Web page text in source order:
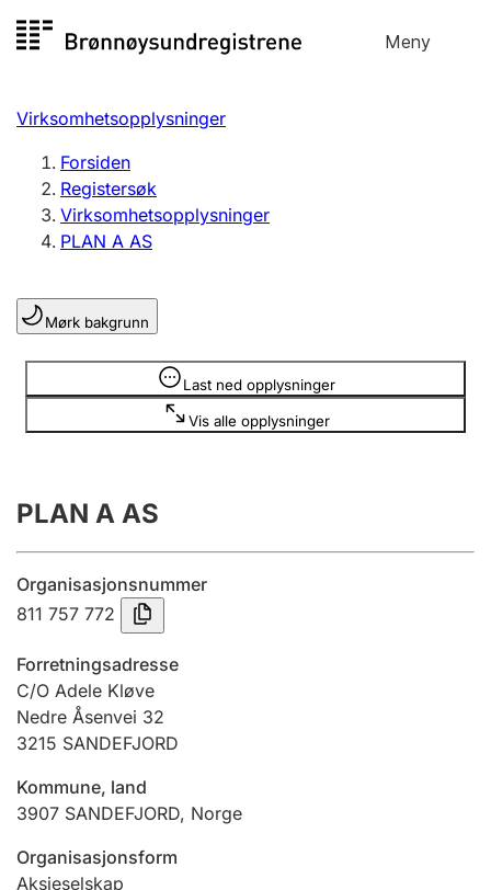
til
Meny
Registersøk
Aksjeselskap
Enkeltpersonforetak
Registrere, endre, slette
Lag og forening
Registrere, endre, slette
Årsregnskap
Innsending og forsinkelsesgebyr
Tinglysing
Jeger
Betaling og jegeravgiftskort
Ektepaktveileder
Virksomhetsopplysninger
Forsiden
Registersøk
Virksomhetsopplysninger
PLAN A AS
Mørk bakgrunn
Last ned opplysninger
Vis alle opplysninger
Opplysninger er skjult
PLAN A AS
Organisasjonsnummer
811 757 772
Forretningsadresse
C/O Adele Kløve
Nedre Åsenvei 32
3215 SANDEFJORD
Kommune, land
3907 SANDEFJORD, Norge
Organisasjonsform
Aksjeselskap